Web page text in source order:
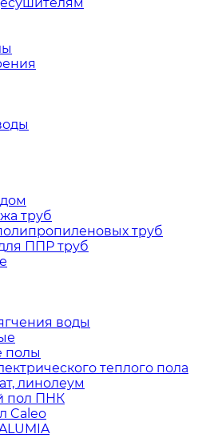
труб
труб
ППР труб
воды
полы
теплого пола
линолеум
пол ПНК
Caleo